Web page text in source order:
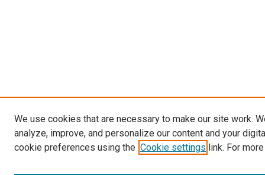
We use cookies that are necessary to make our site work.
analyze, improve, and personalize our content and your
cookie preferences using the Cookie settings link. For